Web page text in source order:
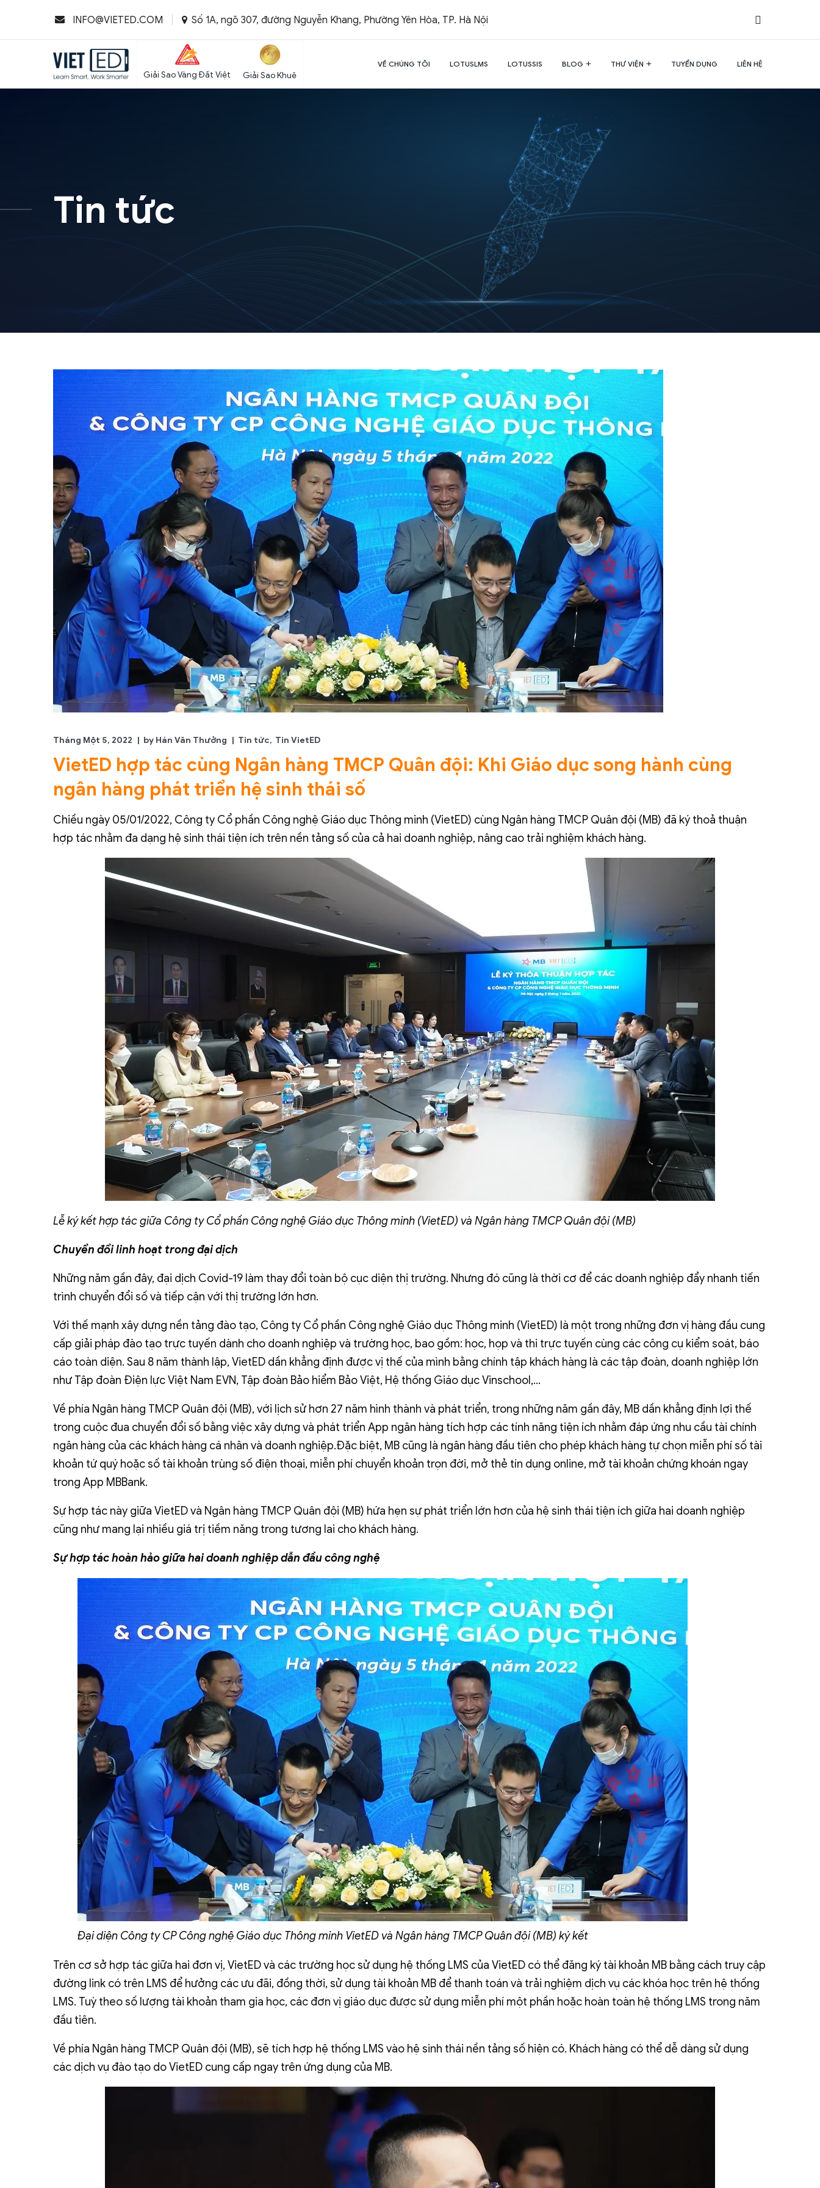
INFO@VIETED.COM Số 1A, ngõ 307, đường Nguyễn Khang, Phường Yên Hòa, TP. Hà Nội
Giải Sao Vàng Đất Việt Giải Sao Khuê
VỀ CHÚNG TÔI LOTUSLMS LOTUSSIS BLOG THƯ VIỆN TUYỂN DỤNG LIÊN HỆ
Tin tức
Tháng Một 5, 2022 by Hán Văn Thưởng Tin tức Tin VietED
VietED hợp tác cùng Ngân hàng TMCP Quân đội: Khi Giáo dục song hành cùng
ngân hàng phát triển hệ sinh thái số
Chiều ngày 05/01/2022, Công ty Cổ phần Công nghệ Giáo dục Thông minh (VietED) cùng Ngân hàng TMCP Quân đội (MB) đã ký thoả thuận
hợp tác nhằm đa dạng hệ sinh thái tiện ích trên nền tảng số của cả hai doanh nghiệp, nâng cao trải nghiệm khách hàng.
Lễ ký kết hợp tác giữa Công ty Cổ phần Công nghệ Giáo dục Thông minh (VietED) và Ngân hàng TMCP Quân đội (MB)
Chuyển đổi linh hoạt trong đại dịch
Những năm gần đây, đại dịch Covid-19 làm thay đổi toàn bộ cục diện thị trường. Nhưng đó cũng là thời cơ để các doanh nghiệp đẩy nhanh tiến
trình chuyển đổi số và tiếp cận với thị trường lớn hơn.
Với thế mạnh xây dựng nền tảng đào tạo, Công ty Cổ phần Công nghệ Giáo dục Thông minh (VietED) là một trong những đơn vị hàng đầu cung
cấp giải pháp đào tạo trực tuyến dành cho doanh nghiệp và trường học, bao gồm: học, họp và thi trực tuyến cùng các công cụ kiểm soát, báo
cáo toàn diện. Sau 8 năm thành lập, VietED dần khẳng định được vị thế của mình bằng chính tập khách hàng là các tập đoàn, doanh nghiệp lớn
như Tập đoàn Điện lực Việt Nam EVN, Tập đoàn Bảo hiểm Bảo Việt, Hệ thống Giáo dục Vinschool,…
Về phía Ngân hàng TMCP Quân đội (MB), với lịch sử hơn 27 năm hình thành và phát triển, trong những năm gần đây, MB dần khẳng định lợi thế
trong cuộc đua chuyển đổi số bằng việc xây dựng và phát triển App ngân hàng tích hợp các tính năng tiện ích nhằm đáp ứng nhu cầu tài chính
ngân hàng của các khách hàng cá nhân và doanh nghiệp.Đặc biệt, MB cũng là ngân hàng đầu tiên cho phép khách hàng tự chọn miễn phí số tài
khoản tứ quý hoặc số tài khoản trùng số điện thoại, miễn phí chuyển khoản trọn đời, mở thẻ tín dụng online, mở tài khoản chứng khoán ngay
trong App MBBank.
Sự hợp tác này giữa VietED và Ngân hàng TMCP Quân đội (MB) hứa hẹn sự phát triển lớn hơn của hệ sinh thái tiện ích giữa hai doanh nghiệp
cũng như mang lại nhiều giá trị tiềm năng trong tương lai cho khách hàng.
Sự hợp tác hoàn hảo giữa hai doanh nghiệp dẫn đầu công nghệ
Đại diện Công ty CP Công nghệ Giáo dục Thông minh VietED và Ngân hàng TMCP Quân đội (MB) ký kết
Trên cơ sở hợp tác giữa hai đơn vị, VietED và các trường học sử dụng hệ thống LMS của VietED có thể đăng ký tài khoản MB bằng cách truy cập
đường link có trên LMS để hưởng các ưu đãi, đồng thời, sử dụng tài khoản MB để thanh toán và trải nghiệm dịch vụ các khóa học trên hệ thống
LMS. Tuỳ theo số lượng tài khoản tham gia học, các đơn vị giáo dục được sử dụng miễn phí một phần hoặc hoàn toàn hệ thống LMS trong năm
đầu tiên.
Về phía Ngân hàng TMCP Quân đội (MB), sẽ tích hợp hệ thống LMS vào hệ sinh thái nền tảng số hiện có. Khách hàng có thể dễ dàng sử dụng
các dịch vụ đào tạo do VietED cung cấp ngay trên ứng dụng của MB.